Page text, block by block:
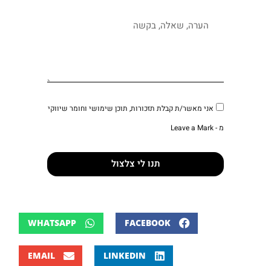
אני מאשר/ת קבלת תזכורות, תוכן שימושי וחומר שיווקי
מ - Leave a Mark
תנו לי צלצול
FACEBOOK
WHATSAPP
LINKEDIN
EMAIL